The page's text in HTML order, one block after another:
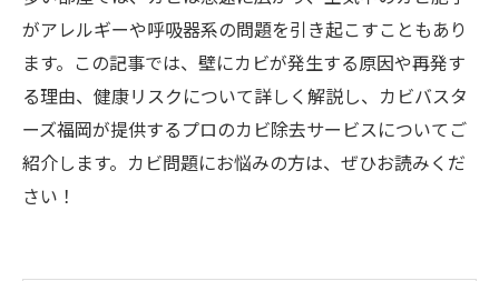
がアレルギーや呼吸器系の問題を引き起こすこともあり
ます。この記事では、壁にカビが発生する原因や再発す
る理由、健康リスクについて詳しく解説し、カビバスタ
ーズ福岡が提供するプロのカビ除去サービスについてご
紹介します。カビ問題にお悩みの方は、ぜひお読みくだ
さい！